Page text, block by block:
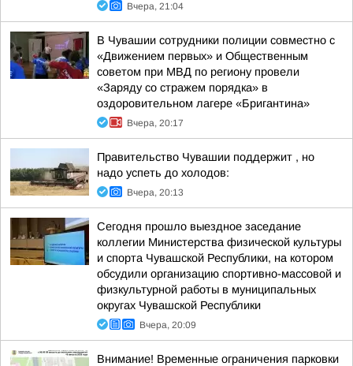
Вчера, 21:04
В Чувашии сотрудники полиции совместно с
«Движением первых» и Общественным
советом при МВД по региону провели
«Заряду со стражем порядка» в
оздоровительном лагере «Бригантина»
Вчера, 20:17
Правительство Чувашии поддержит , но
надо успеть до холодов:
Вчера, 20:13
Сегодня прошло выездное заседание
коллегии Министерства физической культуры
и спорта Чувашской Республики, на котором
обсудили организацию спортивно-массовой и
физкультурной работы в муниципальных
округах Чувашской Республики
Вчера, 20:09
Внимание! Временные ограничения парковки